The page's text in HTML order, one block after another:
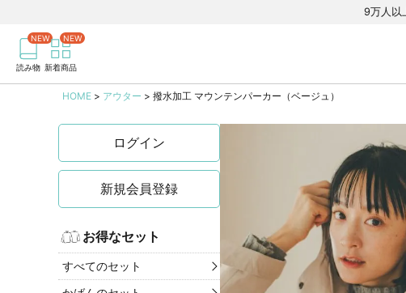
9万人以
読み物 新着商品
商品を検索
HOME アウター 撥水加工 マウンテンパーカー（ベージュ）
ログイン
新規会員登録
お得なセット
すべてのセット